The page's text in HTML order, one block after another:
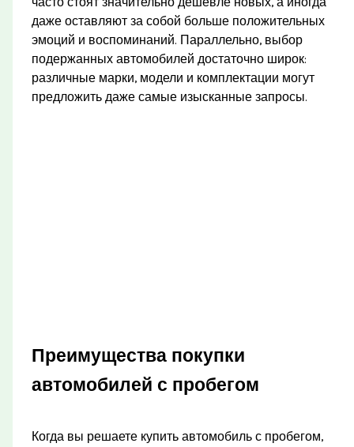
даже оставляют за собой больше положительных
эмоций и воспоминаний. Параллельно, выбор
подержанных автомобилей достаточно широк:
различные марки, модели и комплектации могут
предложить даже самые изысканные запросы.
Преимущества покупки
автомобилей с пробегом
Когда вы решаете купить автомобиль с пробегом,